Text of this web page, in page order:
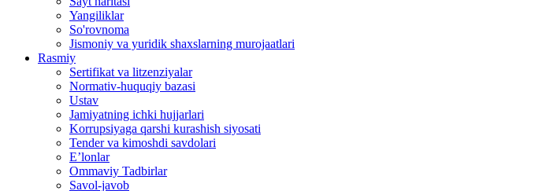
Yangiliklar
So'rovnoma
Jismoniy va yuridik shaxslarning murojaatlari
Rasmiy
Sertifikat va litzenziyalar
Normativ-huquqiy bazasi
Ustav
Jamiyatning ichki hujjarlari
Korrupsiyaga qarshi kurashish siyosati
Tender va kimoshdi savdolari
E’lonlar
Ommaviy Tadbirlar
Savol-javob